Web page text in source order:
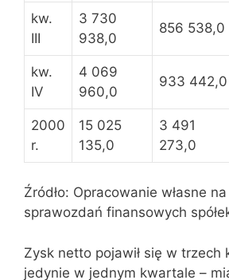
kw.
III
3 730
938,0
856 538,0
kw.
IV
4 069
960,0
933 442,0
2000
r.
15 025
135,0
3 491
273,0
Źródło: Opracowanie własne
sprawozdań finansowych
Zysk netto pojawił się w trzech
jedynie w jednym kwartale –